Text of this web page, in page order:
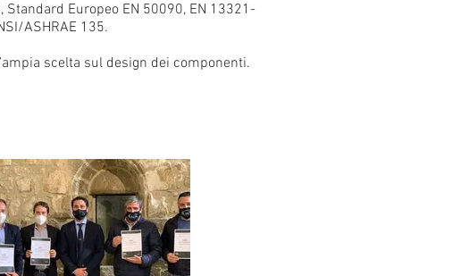
Standard Europeo EN 50090, EN 13321-
ASHRAE 135.
scelta sul design dei componenti.